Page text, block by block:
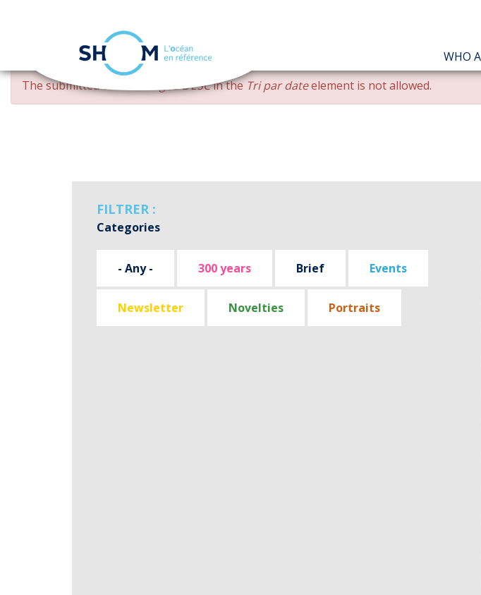
Skip
main
WHO
ERROR
MESSAGE
The submitted value changed DESCin theTri par dateelement is not allowed.
FILTRER :
Categories
- Any - 300 years Brief Events
Newsletter Novelties Portraits